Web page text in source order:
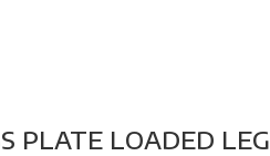
PLATE LOADED